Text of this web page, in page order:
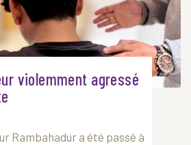
violemment agressé
Rambahadur a été passé à